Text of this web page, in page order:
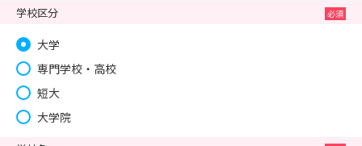
学校区分
大学
専門学校・高校
短大
大学院